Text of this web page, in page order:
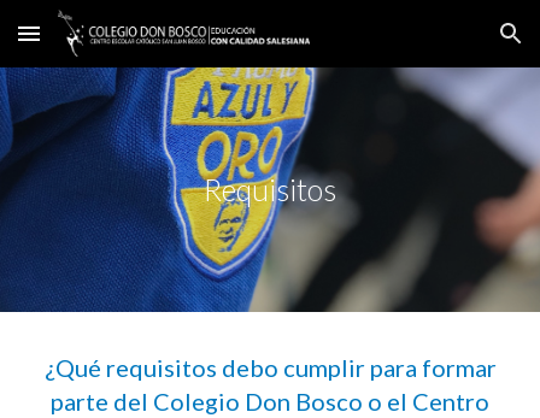
Skip to main content Skip to navigation
Requisitos
¿Qué requisitos debo cumplir para formar
parte del Colegio Don Bosco o el Centro